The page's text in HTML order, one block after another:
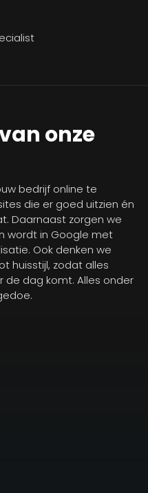
onze
bedrijf online te
die er goed uitzien én
Daarnaast zorgen we
wordt in Google met
Ook denken we
huisstijl, zodat alles
de dag komt. Alles onder